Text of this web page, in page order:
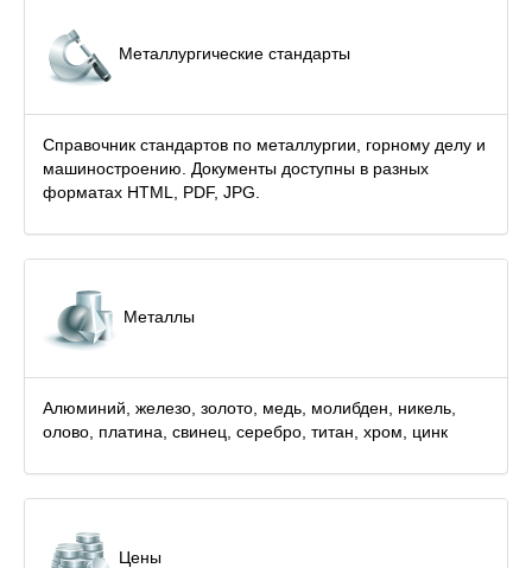
Металлургические стандарты
Справочник стандартов по металлургии, горному делу и
машиностроению. Документы доступны в разных
форматах HTML, PDF, JPG.
Металлы
Алюминий, железо, золото, медь, молибден, никель,
олово, платина, свинец, серебро, титан, хром, цинк
Цены